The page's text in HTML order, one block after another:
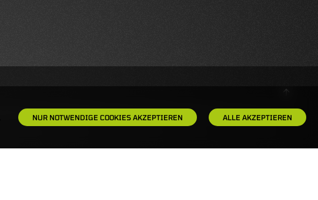
NUR NOTWENDIGE COOKIES AKZEPTIEREN ALLE AKZEPTIEREN